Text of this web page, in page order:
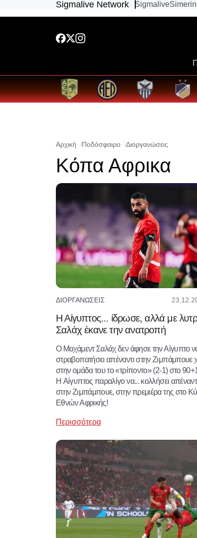
Sigmalive Network Sigmalive
Αρχική Ποδόσφαιρο Διοργανώσεις
Κόπα Αφρικα
ΔΙΟΡΓΑΝΏΣΕΙΣ
Η Αίγυπτος... ίδρωσε, αλλά με
Σαλάχ έκανε την ανατροπή
Ο Μοχάμεντ Σαλάχ δεν άφησε την Αίγυπτο
στραβοπατήσει απέναντι στην Ζιμπάμπουε
στην ομάδα του το «τρίποντο» (2-1) στο
Η Αίγυπτος παραλίγο να... κολλήσει
στην Ζιμπάμπουε, στην πρεμιέρα της στο
Εθνών Αφρικής!
Περισσότερα